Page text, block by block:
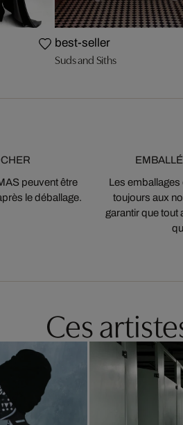
best-seller
Suds and Siths
peuvent être
le déballage.
Les
toujours aux
garantir que tout
Ces